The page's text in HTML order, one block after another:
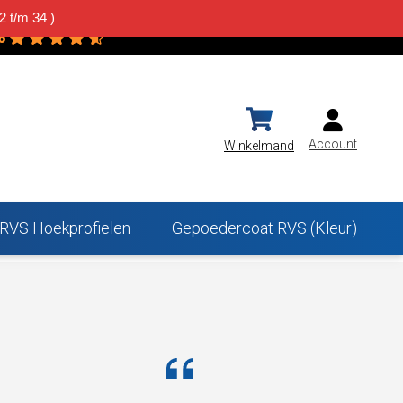
t/m 34 )
byGoogle
Winkelmand Account
RVS Hoekprofielen Gepoedercoat RVS (Kleur)